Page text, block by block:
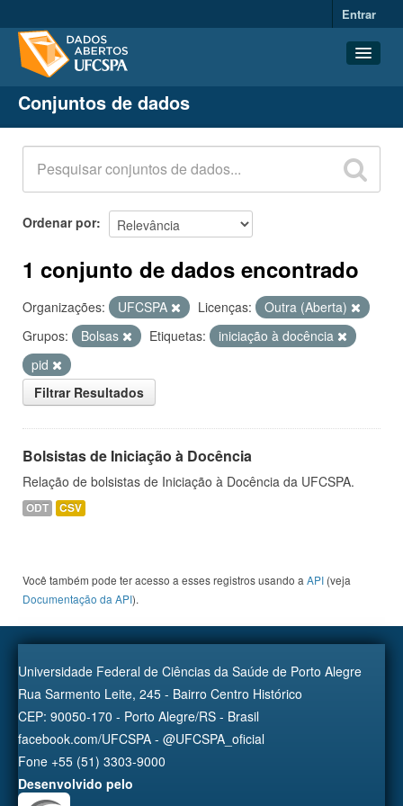
Entrar
Conjuntos de dados
Organizações
Grupos
Sobre
Conjuntos de dados
Ordenar por
1 conjunto de dados encontrado
Organizações: UFCSPA Licenças:
Outra (Aberta)
Grupos:
Bolsas Etiquetas:
iniciação à docência
pid
Filtrar Resultados
Bolsistas de Iniciação à Docência
Relação de bolsistas de Iniciação à Docência da UFCSPA.
ODT CSV
Você também pode ter acesso a esses registros usando a API (veja
Documentação da API).
Universidade Federal de Ciências da Saúde de Porto Alegre
Rua Sarmento Leite, 245 - Bairro Centro Histórico
CEP: 90050-170 - Porto Alegre/RS - Brasil
facebook.com/UFCSPA - @UFCSPA_oficial
Fone +55 (51) 3303-9000
Desenvolvido pelo